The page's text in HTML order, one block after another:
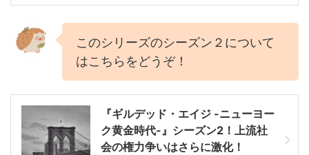
このシリーズのシーズン２について
はこちらをどうぞ！
『ギルデッド・エイジ -ニューヨー
ク黄金時代-』シーズン2！上流社
会の権力争いはさらに激化！